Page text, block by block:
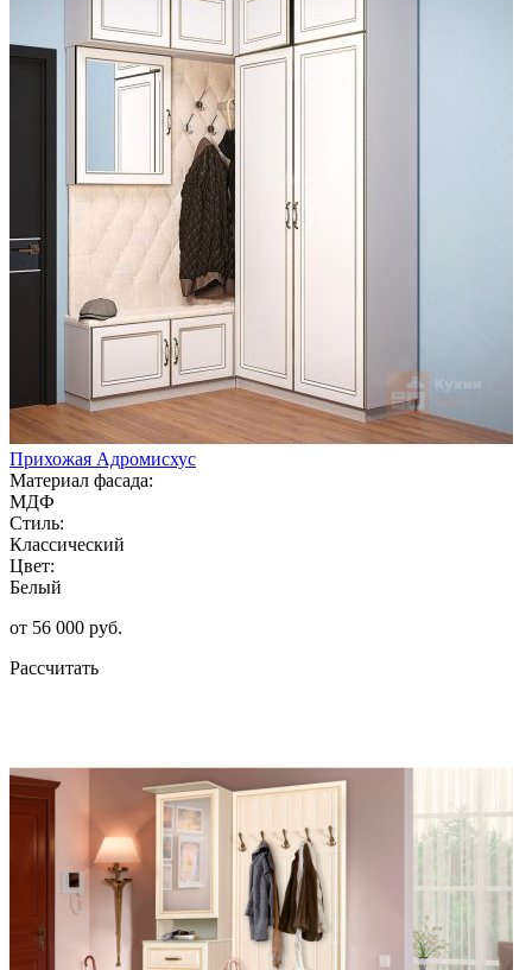
Прихожая Адромисхус
Материал фасада:
МДФ
Стиль:
Классический
Цвет:
Белый
от 56 000 руб.
Рассчитать